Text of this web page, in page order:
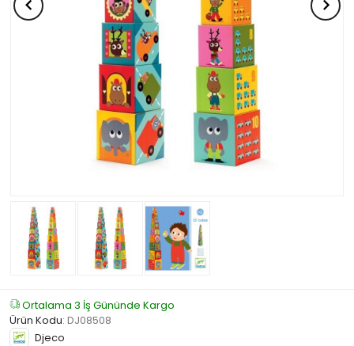
Ortalama 3 İş Gününde Kargo
Ürün Kodu: DJ08508
Djeco